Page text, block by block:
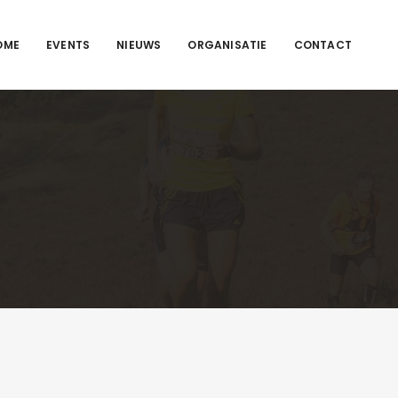
EVENTS NIEUWS ORGANISATIE CONTACT